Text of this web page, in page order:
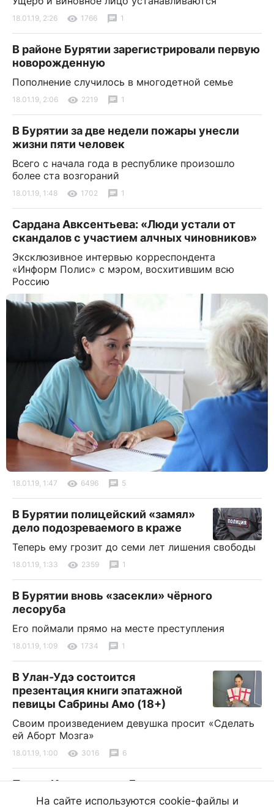
18.01.19, 2:26 1766 1
В районе Бурятии зарегистрировали первую
новорожденную
Пополнение случилось в многодетной семье
18.01.19, 2:06 2219 1
В Бурятии за две недели пожары унесли
жизни пяти человек
Всего с начала года в республике произошло
более ста возгораний
18.01.19, 1:48 1702 1
Сардана Авксентьева: «Люди устали от
скандалов с участием алчных чиновников»
Эксклюзивное интервью корреспондента
«Информ Полис» с мэром, восхитившим всю
Россию
18.01.19, 1:47 6496 5
В Бурятии полицейский «замял»
дело подозреваемого в краже
Теперь ему грозит до семи лет лишения свободы
18.01.19, 1:33 2359 1
В Бурятии вновь «засекли» чёрного
лесоруба
Его поймали прямо на месте преступления
18.01.19, 1:09 1734 1
В Улан-Удэ состоится
презентация книги эпатажной
певицы Сабрины Амо (18+)
Своим произведением девушка просит «Сделать
ей Аборт Мозга»
18.01.19, 1:00 3016 6
Перед Крещением в Бурятии воцарится не
по-зимнему тёплая погода
На сайте используются cookie-файлы и